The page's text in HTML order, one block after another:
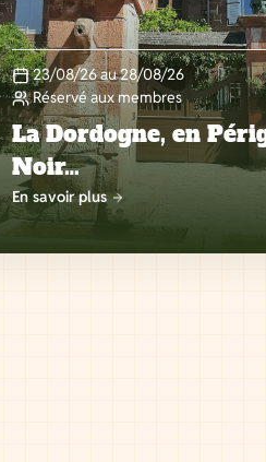
23/08/26 au 28/08/26
Réservé aux membres
La Dordogne, en
Noir…
En savoir plus